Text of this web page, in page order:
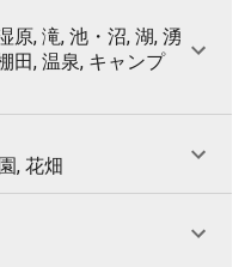
原, 滝, 池・沼, 湖, 湧
田, 温泉, キャンプ
, 花畑